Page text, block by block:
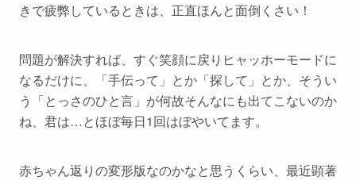
きで疲弊しているときは、正直ほんと面倒くさい！
問題が解決すれば、すぐ笑顔に戻りヒャッホーモードに
なるだけに、「手伝って」とか「探して」とか、そうい
う「とっさのひと言 」が何故そんなにも出てこないのか
ね、君は…とほぼ毎日1回はぼやいてます。
赤ちゃん返りの変形版なのかなと思うくらい、最近顕著